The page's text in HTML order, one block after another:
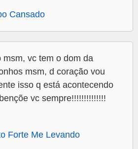
Cansado
msm, vc tem o dom da
msm, d coração vou
isso q está acontecendo
vc sempre!!!!!!!!!!!!!!
Forte Me Levando